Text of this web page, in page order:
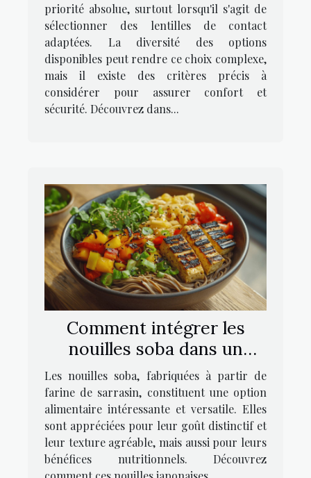
priorité absolue, surtout lorsqu'il s'agit de
sélectionner des lentilles de contact
adaptées. La diversité des options
disponibles peut rendre ce choix complexe,
mais il existe des critères précis à
considérer pour assurer confort et
sécurité. Découvrez dans...
Comment intégrer les
nouilles soba dans un
régime alimentaire
équilibré
Les nouilles soba, fabriquées à partir de
farine de sarrasin, constituent une option
alimentaire intéressante et versatile. Elles
sont appréciées pour leur goût distinctif et
leur texture agréable, mais aussi pour leurs
bénéfices nutritionnels. Découvrez